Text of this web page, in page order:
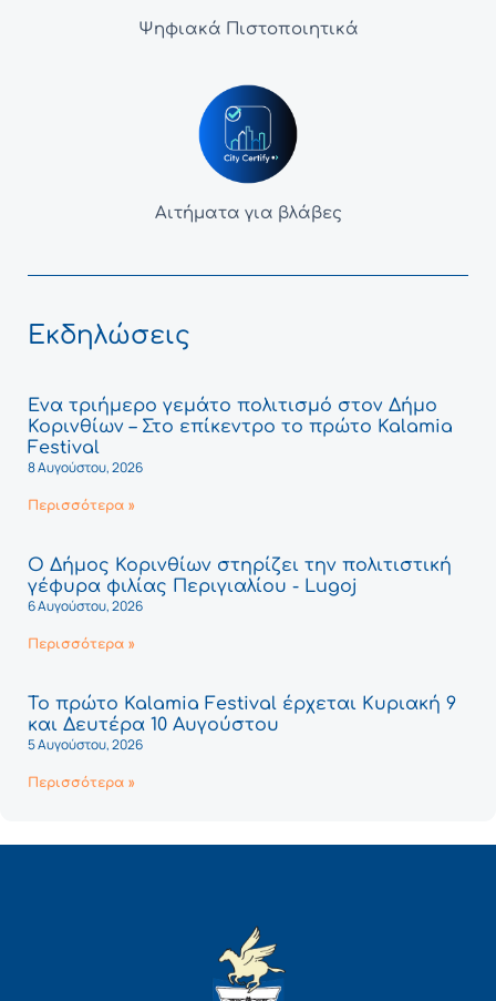
Ψηφιακά Πιστοποιητικά
Αιτήματα για βλάβες
Εκδηλώσεις
Ένα τριήμερο γεμάτο πολιτισμό στον Δήμο
Κορινθίων – Στο επίκεντρο το πρώτο Kalamia
Festival
8 Αυγούστου, 2026
Περισσότερα »
Ο Δήμος Κορινθίων στηρίζει την πολιτιστική
γέφυρα φιλίας Περιγιαλίου - Lugoj
6 Αυγούστου, 2026
Περισσότερα »
Το πρώτο Kalamia Festival έρχεται Κυριακή 9
και Δευτέρα 10 Αυγούστου
5 Αυγούστου, 2026
Περισσότερα »